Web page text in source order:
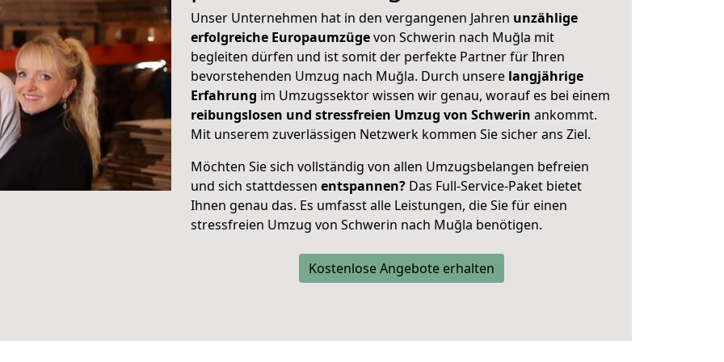
Unser Unternehmen hat in den vergangenen Jahren unzählige
erfolgreiche Europaumzügevon Schwerin nach Muğla mit
begleiten dürfen und ist somit der perfekte Partner für Ihren
bevorstehenden Umzug nach Muğla. Durch unsere langjährige
Erfahrung im Umzugssektor wissen wir genau, worauf es bei einem
reibungslosen und stressfreien Umzug von Schwerin ankommt.
Mit unserem zuverlässigen Netzwerk kommen Sie sicher ans Ziel.
Möchten Sie sich vollständig von allen Umzugsbelangen befreien
und sich stattdessen entspannen? Das Full-Service-Paket bietet
Ihnen genau das. Es umfasst alle Leistungen, die Sie für einen
stressfreien Umzug von Schwerin nach Muğla benötigen.
Kostenlose Angebote erhalten